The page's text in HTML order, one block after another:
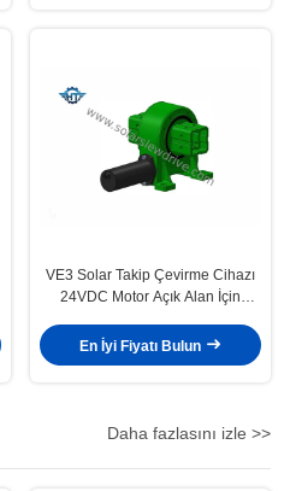
VE3 Solar Takip Çevirme Cihazı
24VDC Motor Açık Alan İçin
En İyi Fiyatı Bulun
Daha fazlasını izle >>